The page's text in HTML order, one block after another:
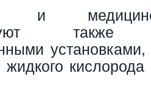
и
также
кислорода